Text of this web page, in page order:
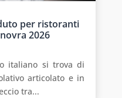
per ristoranti
2026
italiano si trova di
articolato e in
tra...